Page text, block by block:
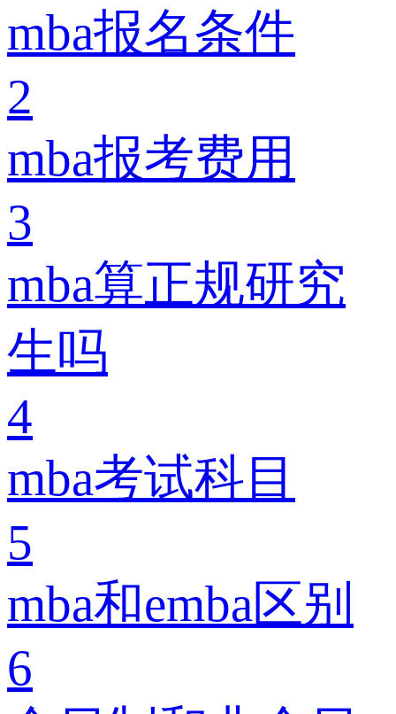
mba报名条件
2
mba报考费用
3
mba算正规研究
生吗
4
mba考试科目
5
mba和emba区别
6